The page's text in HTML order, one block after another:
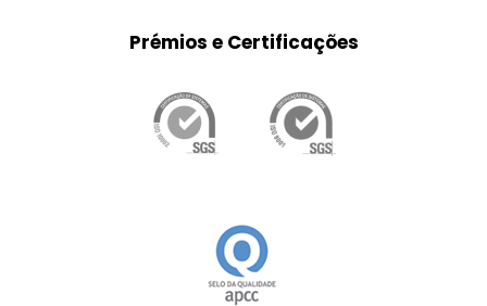
Prémios e Certificações